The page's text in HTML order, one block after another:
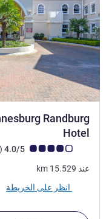
Randburg
Hotel
ملاحظة أراء العملاء (رأي ALL) (345
عند
km 15.529